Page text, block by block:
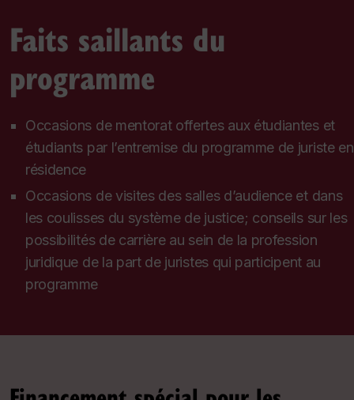
Faits saillants du
programme
Occasions de mentorat offertes aux étudiantes et
étudiants par l’entremise du programme de juriste en
résidence
Occasions de visites des salles d’audience et dans
les coulisses du système de justice; conseils sur les
possibilités de carrière au sein de la profession
juridique de la part de juristes qui participent au
programme